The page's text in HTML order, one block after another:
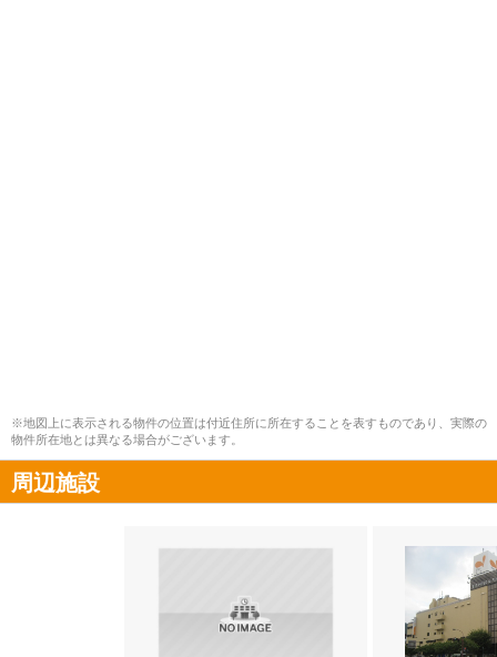
※地図上に表示される物件の位置は付近住所に所在することを表すものであり、実際の
物件所在地とは異なる場合がございます。
周辺施設